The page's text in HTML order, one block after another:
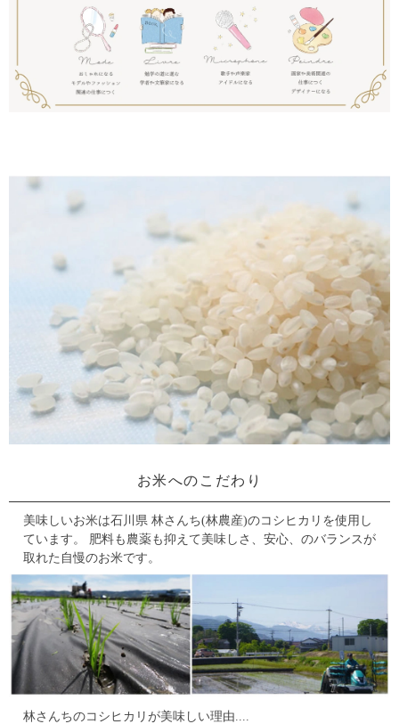
お米へのこだわり
美味しいお米は石川県 林さんち(林農産)のコシヒカリを使用し
ています。
肥料も農薬も抑えて美味しさ、安心、のバランスが
取れた自慢のお米です。
林さんちのコシヒカリが美味しい理由....